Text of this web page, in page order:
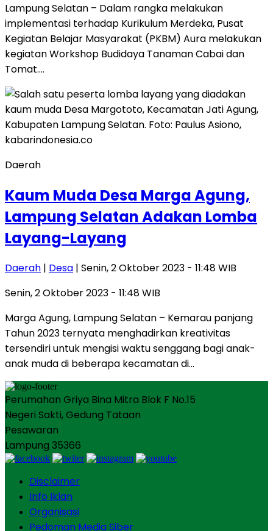
Lampung Selatan – Dalam rangka melakukan
implementasi terhadap Kurikulum Merdeka, Pusat
Kegiatan Belajar Masyarakat (PKBM) Aura melakukan
kegiatan Workshop Budidaya Tanaman Cabai dan
Tomat….
Daerah
Kaum Muda Desa Marga Agung,
Lampung Selatan Adakan Lomba
Layang-Layang
Daerah | Desa | Senin, 2 Oktober 2023 - 11:48 WIB
Senin, 2 Oktober 2023 - 11:48 WIB
Marga Agung, Lampung Selatan – Kemarau panjang
Tahun 2023 ternyata menghadirkan kreativitas
tersendiri untuk mengisi waktu senggang bagi anak-
anak muda di beberapa kecamatan di…
Perumahan Griya Bina Mitra Blok F No.15
Negeri Sakti, Gedung Tataan
Pesawaran
Lampung 35366
Disclaimer
Info Iklan
Organisasi
Pedoman Media Siber